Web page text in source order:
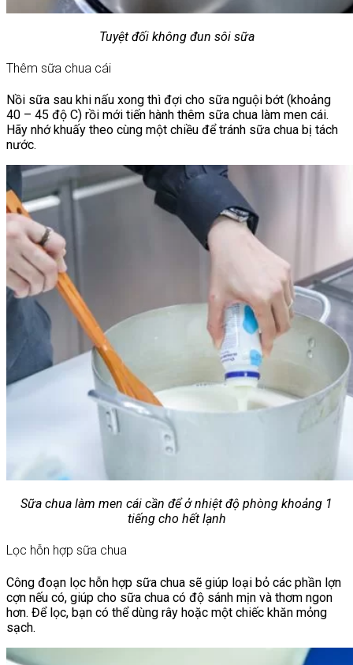
Tuyệt đối không đun sôi sữa
Thêm sữa chua cái
Nồi sữa sau khi nấu xong thì đợi cho sữa nguội bớt (khoảng
40 – 45 độ C) rồi mới tiến hành thêm sữa chua làm men cái.
Hãy nhớ khuấy theo cùng một chiều để tránh sữa chua bị tách
nước.
Sữa chua làm men cái cần để ở nhiệt độ phòng khoảng 1
tiếng cho hết lạnh
Lọc hỗn hợp sữa chua
Công đoạn lọc hỗn hợp sữa chua sẽ giúp loại bỏ các phần lợn
cợn nếu có, giúp cho sữa chua có độ sánh mịn và thơm ngon
hơn. Để lọc, bạn có thể dùng rây hoặc một chiếc khăn mỏng
sạch.